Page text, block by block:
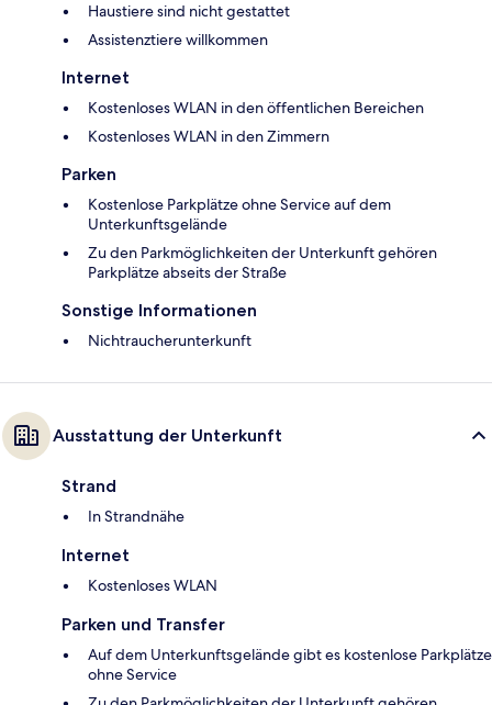
Haustiere sind nicht gestattet
Assistenztiere willkommen
Internet
Kostenloses WLAN in den öffentlichen Bereichen
Kostenloses WLAN in den Zimmern
Parken
Kostenlose Parkplätze ohne Service auf dem
Unterkunftsgelände
Zu den Parkmöglichkeiten der Unterkunft gehören
Parkplätze abseits der Straße
Sonstige Informationen
Nichtraucherunterkunft
Ausstattung der Unterkunft
Strand
In Strandnähe
Internet
Kostenloses WLAN
Parken und Transfer
Auf dem Unterkunftsgelände gibt es kostenlose Parkplätze
ohne Service